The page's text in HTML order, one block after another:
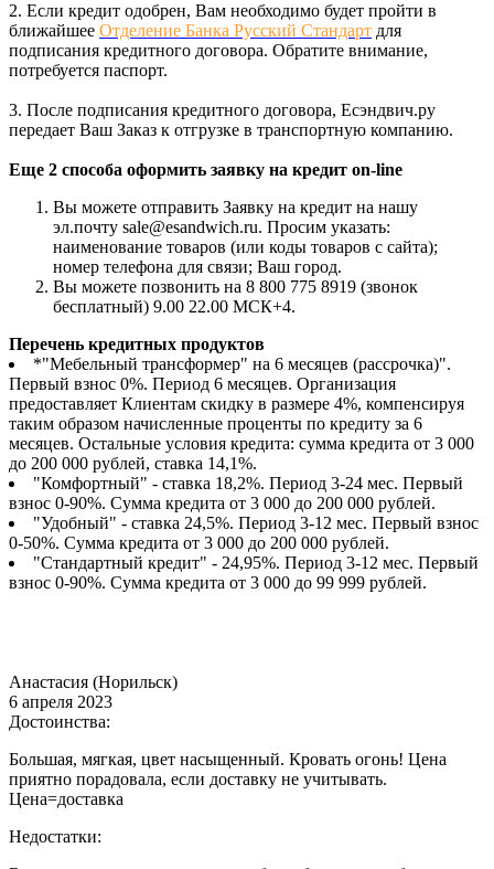
2. Если кредит одобрен, Вам необходимо будет пройти в
ближайшее Отделение Банка Русский Стандарт для
подписания кредитного договора. Обратите внимание,
потребуется паспорт.
3. После подписания кредитного договора, Есэндвич.ру
передает Ваш Заказ к отгрузке в транспортную компанию.
Еще 2 способа оформить заявку на кредит on-line
Вы можете отправить Заявку на кредит на нашу
эл.почту sale@esandwich.ru. Просим указать:
наименование товаров (или коды товаров с сайта);
номер телефона для связи; Ваш город.
Вы можете позвонить на 8 800 775 8919 (звонок
бесплатный) 9.00 22.00 МСК+4.
Перечень кредитных продуктов
*"Мебельный трансформер" на 6 месяцев (рассрочка)".
Первый взнос 0%. Период 6 месяцев. Организация
предоставляет Клиентам скидку в размере 4%, компенсируя
таким образом начисленные проценты по кредиту за 6
месяцев. Остальные условия кредита: сумма кредита от 3 000
до 200 000 рублей, ставка 14,1%.
"Комфортный" - ставка 18,2%. Период 3-24 мес. Первый
взнос 0-90%. Сумма кредита от 3 000 до 200 000 рублей.
"Удобный" - ставка 24,5%. Период 3-12 мес. Первый взнос
0-50%. Сумма кредита от 3 000 до 200 000 рублей.
"Стандартный кредит" - 24,95%. Период 3-12 мес. Первый
взнос 0-90%. Сумма кредита от 3 000 до 99 999 рублей.
Анастасия (Норильск)
6 апреля 2023
Достоинства:
Большая, мягкая, цвет насыщенный. Кровать огонь! Цена
приятно порадовала, если доставку не учитывать.
Цена=доставка
Недостатки: